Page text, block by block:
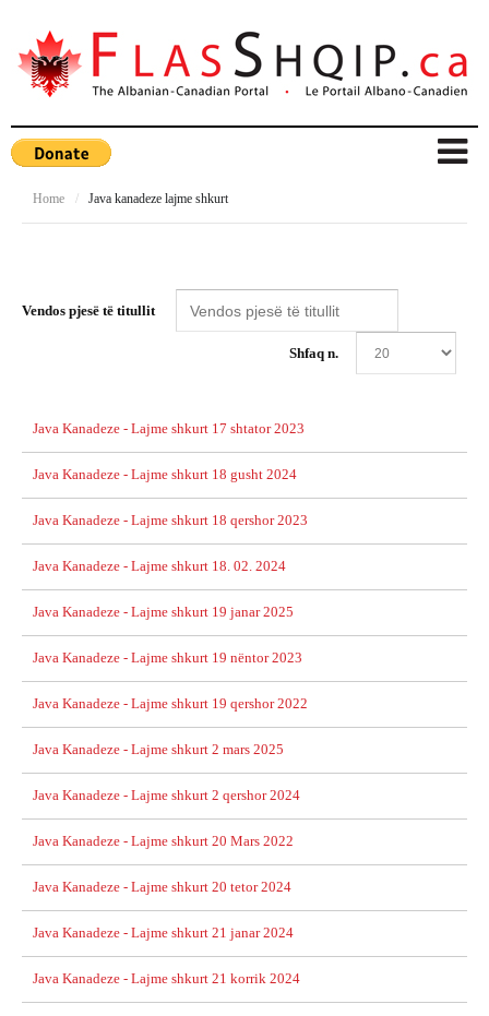
Home / Java kanadeze lajme shkurt
Vendos pjesë të titullit
Shfaq n.
Java Kanadeze - Lajme shkurt 17 shtator 2023
Java Kanadeze - Lajme shkurt 18 gusht 2024
Java Kanadeze - Lajme shkurt 18 qershor 2023
Java Kanadeze - Lajme shkurt 18. 02. 2024
Java Kanadeze - Lajme shkurt 19 janar 2025
Java Kanadeze - Lajme shkurt 19 nëntor 2023
Java Kanadeze - Lajme shkurt 19 qershor 2022
Java Kanadeze - Lajme shkurt 2 mars 2025
Java Kanadeze - Lajme shkurt 2 qershor 2024
Java Kanadeze - Lajme shkurt 20 Mars 2022
Java Kanadeze - Lajme shkurt 20 tetor 2024
Java Kanadeze - Lajme shkurt 21 janar 2024
Java Kanadeze - Lajme shkurt 21 korrik 2024